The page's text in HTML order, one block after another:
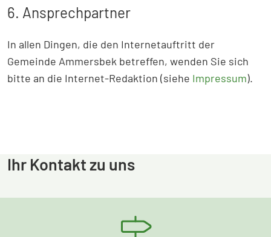
6. Ansprechpartner
In allen Dingen, die den Internetauftritt der
Gemeinde Ammersbek betreffen, wenden Sie sich
bitte an die Internet-Redaktion (siehe Impressum).
Ihr Kontakt zu uns